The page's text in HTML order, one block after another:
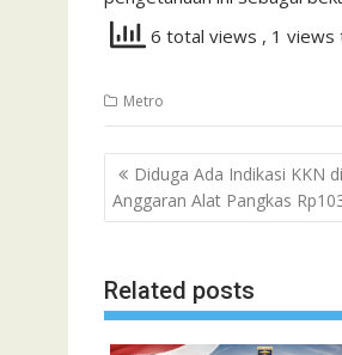
6 total views , 1 views
Metro
Navigasi
pos
Diduga Ada Indikasi KKN
Anggaran Alat Pangkas
Related posts